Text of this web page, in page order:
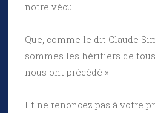
notre vécu.
Que, comme le dit Claude
sommes les héritiers de
nous ont précédé ».
Et ne renoncez pas à votre